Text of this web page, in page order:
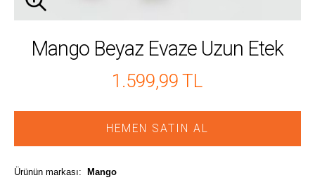
Mango Beyaz Evaze Uzun Etek
1.599,99 TL
HEMEN SATIN AL
Ürünün markası:
Mango